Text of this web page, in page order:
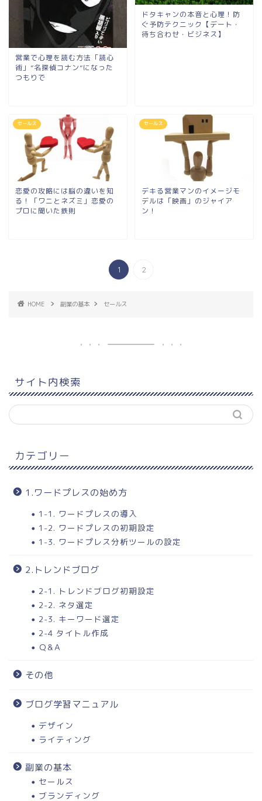
営業で心理を読む方法「読心
術」”名探偵コナン”になった
つもりで
ドタキャンの本音と心理！防
ぐ予防テクニック【デート・
待ち合わせ・ビジネス】
セールス
恋愛の攻略には脳の違いを知
る！「ワニとネズミ」恋愛の
プロに聞いた鉄則
セールス
デキる営業マンのイメージモ
デルは「映画」のジャイア
ン！
1 2
HOME 副業の基本 セールス
サイト内検索
カテゴリー
1.ワードプレスの始め方
1-1. ワードプレスの導入
1-2. ワードプレスの初期設定
1-3. ワードプレス分析ツールの設定
2.トレンドブログ
2-1. トレンドブログ初期設定
2-2. ネタ選定
2-3. キーワード選定
2-4 タイトル作成
Ｑ&Ａ
その他
ブログ学習マニュアル
デザイン
ライティング
副業の基本
セールス
ブランディング